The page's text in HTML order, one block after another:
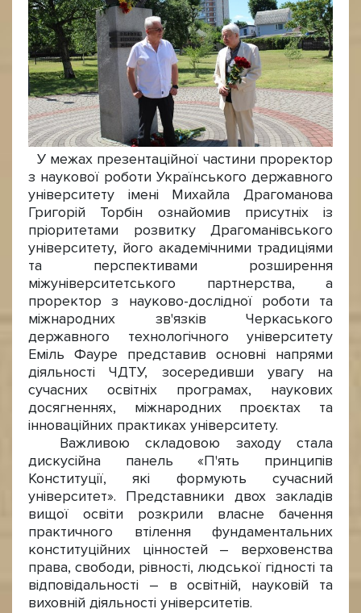
У межах презентаційної частини проректор
з наукової роботи Українського державного
університету імені Михайла Драгоманова
Григорій Торбін ознайомив присутніх із
пріоритетами розвитку Драгоманівського
університету, його академічними традиціями
та перспективами розширення
міжуніверситетського партнерства, а
проректор з науково-дослідної роботи та
міжнародних зв'язків Черкаського
державного технологічного університету
Еміль Фауре представив основні напрями
діяльності ЧДТУ, зосередивши увагу на
сучасних освітніх програмах, наукових
досягненнях, міжнародних проєктах та
інноваційних практиках університету.
Важливою складовою заходу стала
дискусійна панель «П'ять принципів
Конституції, які формують сучасний
університет». Представники двох закладів
вищої освіти розкрили власне бачення
практичного втілення фундаментальних
конституційних цінностей – верховенства
права, свободи, рівності, людської гідності та
відповідальності – в освітній, науковій та
виховній діяльності університетів.